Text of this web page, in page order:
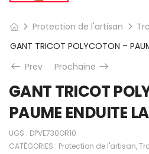
Protection de l'artisan
GANT TRICOT POLYCOTON –
Prev
Prochaine
GANT TRICOT
PAUME ENDUITE
UGS : DPVE730OR10
CATÉGORIES : Protection de l'artisan,